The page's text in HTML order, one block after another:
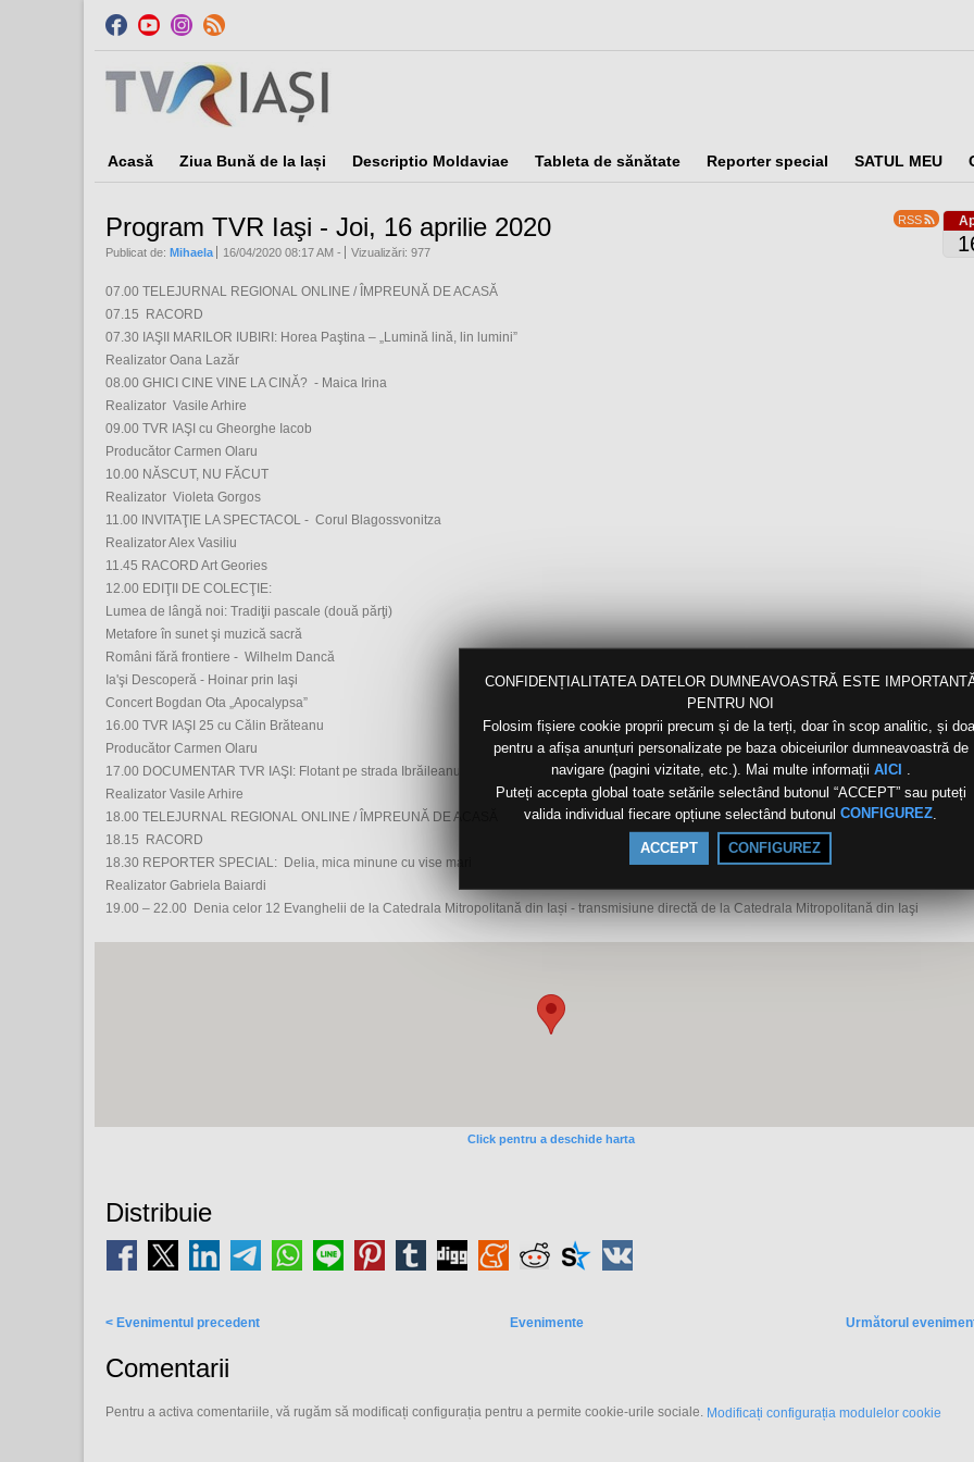
CONFIDENȚIALITATEA DATELOR DUMNEAVOASTRĂ ESTE
PENTRU NOI
Folosim fișiere cookie proprii precum și de la terți, doar în scop analitic, și
pentru a afișa anunțuri personalizate pe baza obiceiurilor dumneavoastră de
navigare (pagini vizitate, etc.). Mai multe informații AICI
Puteți accepta global toate setările selectând butonul “ACCEPT” sau puteți
valida individual fiecare opțiune selectând butonul CONFIGUREZ
ACCEPT CONFIGUREZ
Acasă Ziua Bună de la Iași Descriptio Moldaviae Tableta de sănătate Reporter special SATUL MEU
RSS
Program TVR Iaşi - Joi, 16 aprilie 2020
Publicat de: Mihaela 16/04/2020 08:17 AM - Vizualizări: 977
07.00 TELEJURNAL REGIONAL ONLINE / ÎMPREUNĂ DE ACASĂ
07.15 RACORD
07.30 IAŞII MARILOR IUBIRI: Horea Paştina – „Lumină lină, lin lumini”
Realizator Oana Lazăr
08.00 GHICI CINE VINE LA CINĂ? - Maica Irina
Realizator Vasile Arhire
09.00 TVR IAŞI cu Gheorghe Iacob
Producător Carmen Olaru
10.00 NĂSCUT, NU FĂCUT
Realizator Violeta Gorgos
11.00 INVITAŢIE LA SPECTACOL - Corul Blagossvonitza
Realizator Alex Vasiliu
11.45 RACORD Art Geories
12.00 EDIŢII DE COLECŢIE:
Lumea de lângă noi: Tradiţii pascale (două părţi)
Metafore în sunet şi muzică sacră
Români fără frontiere - Wilhelm Dancă
Ia'şi Descoperă - Hoinar prin Iaşi
Concert Bogdan Ota „Apocalypsa”
16.00 TVR IAŞI 25 cu Călin Brăteanu
Producător Carmen Olaru
17.00 DOCUMENTAR TVR IAŞI: Flotant pe strada Ibrăileanu
Realizator Vasile Arhire
18.00 TELEJURNAL REGIONAL ONLINE / ÎMPREUNĂ DE ACASĂ
18.15 RACORD
18.30 REPORTER SPECIAL: Delia, mica minune cu vise mari
Realizator Gabriela Baiardi
19.00 – 22.00 Denia celor 12 Evanghelii de la Catedrala Mitropolitană din Iași - transmisiune directă de la Catedrala Mitropolitană din Iaşi
Click pentru a deschide harta
Distribuie
< Evenimentul precedent Evenimente Următorul
Comentarii
Pentru a activa comentariile, vă rugăm să modificați configurația pentru a permite cookie-urile sociale. Modificați configurația modulelor cookie